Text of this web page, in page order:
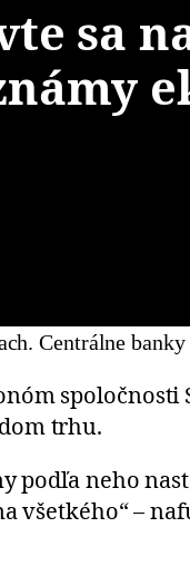
sa
Centrálne
spoločnosti
trhu.
podľa neho
všetkého“ –